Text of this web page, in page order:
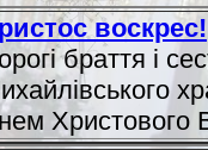
воскрес!
браття і
Христового